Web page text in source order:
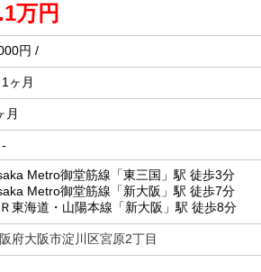
万円
円 /
ヶ月
月
Metro御堂筋線「東三国」駅 徒歩3分
Metro御堂筋線「新大阪」駅 徒歩7分
Ｒ東海道・山陽本線「新大阪」駅 徒歩8分
府大阪市淀川区宮原2丁目